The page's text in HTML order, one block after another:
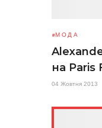
МОДА
на Paris
04 Жовтня 2013